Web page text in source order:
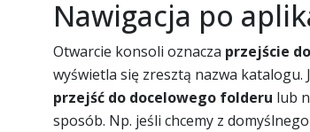
Nawigacja po
Otwarcie konsoli oznacza przejście
wyświetla się zresztą nazwa katalogu.
przejść do docelowego folderu lub
sposób. Np. jeśli chcemy z